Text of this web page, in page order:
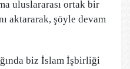
uluslararası ortak bir
aktararak, şöyle devam
biz İslam İşbirliği